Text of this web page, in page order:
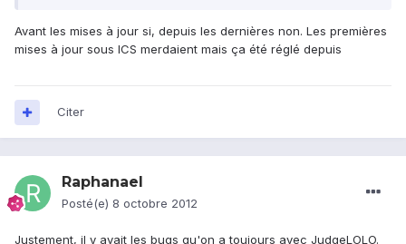
Avant les mises à jour si, depuis les dernières non. Les premières
mises à jour sous ICS merdaient mais ça été réglé depuis
Citer
Raphanael
Posté(e) 8 octobre 2012
Justement, il y avait les bugs qu'on a toujours avec JudgeLOLO.